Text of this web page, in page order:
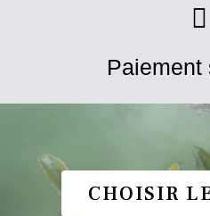
Paiement
CHOISIR